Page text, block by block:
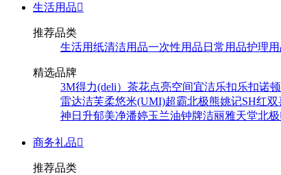
生活用品
推荐品类
生活用纸清洁用品一次性用品 日常用品护理
精选品牌
3M得力(deli） 茶花点亮空间宜洁乐扣乐扣诺顿
雷达洁芙柔悠米(UMI)超霸北极熊姚记SH红双
神 日升郁美净潘婷玉兰油钟牌洁丽雅天堂北极
商务礼品
推荐品类